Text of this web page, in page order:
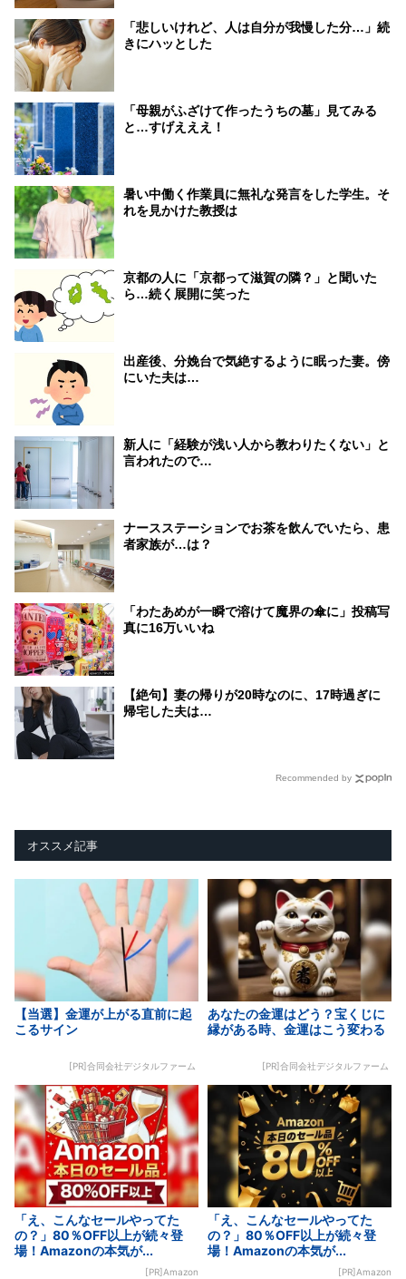
「悲しいけれど、人は自分が我慢した分…」続
きにハッとした
「母親がふざけて作ったうちの墓」見てみる
と…すげえええ！
暑い中働く作業員に無礼な発言をした学生。そ
れを見かけた教授は
京都の人に「京都って滋賀の隣？」と聞いた
ら…続く展開に笑った
出産後、分娩台で気絶するように眠った妻。傍
にいた夫は…
新人に「経験が浅い人から教わりたくない」と
言われたので…
ナースステーションでお茶を飲んでいたら、患
者家族が…は？
「わたあめが一瞬で溶けて魔界の傘に」投稿写
真に16万いいね
【絶句】妻の帰りが20時なのに、17時過ぎに
帰宅した夫は…
Recommended by
オススメ記事
【当選】金運が上がる直前に起
こるサイン
[PR]合同会社デジタルファーム
あなたの金運はどう？宝くじに
縁がある時、金運はこう変わる
[PR]合同会社デジタルファーム
「え、こんなセールやってた
の？」80％OFF以上が続々登
場！Amazonの本気が...
[PR]Amazon
「え、こんなセールやってた
の？」80％OFF以上が続々登
場！Amazonの本気が...
[PR]Amazon